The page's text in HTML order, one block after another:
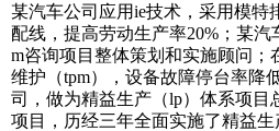
某汽车公司应用ie技术，采用模特
配线，提高劳动生产率20%；某
m咨询项目整体策划和实施顾问；
维护（tpm），设备故障停台率降
司，做为精益生产（lp）体系项目
项目，历经三年全面实施了精益